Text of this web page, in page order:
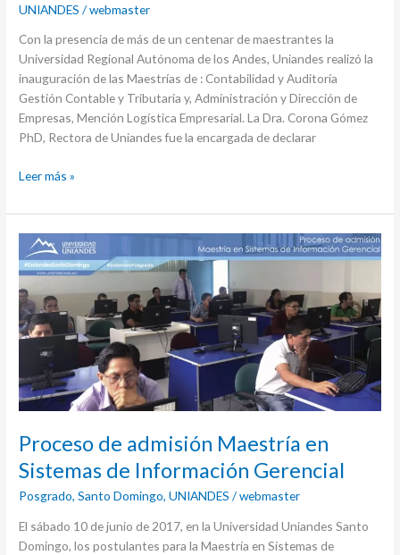
UNIANDES /webmaster
Con la presencia de más de un centenar de maestrantes la
Universidad Regional Autónoma de los Andes, Uniandes realizó la
inauguración de las Maestrías de : Contabilidad y Auditoría
Gestión Contable y Tributaria y, Administración y Dirección de
Empresas, Mención Logística Empresarial. La Dra. Corona Gómez
PhD, Rectora de Uniandes fue la encargada de declarar
Leer más »
Proceso de admisión Maestría en
Sistemas de Información Gerencial
Posgrado,Santo Domingo,UNIANDES /webmaster
El sábado 10 de junio de 2017, en la Universidad Uniandes Santo
Domingo, los postulantes para la Maestría en Sistemas de
Proceso
de
admisión
Maestría
en
Sistemas
Información
Gerencial